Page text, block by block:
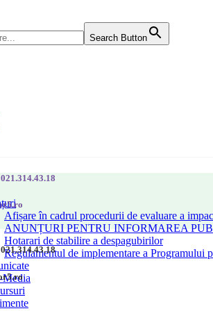
Search Button
Afișare în cadrul procedurii de evaluare a
ANUNȚURI PENTRU INFORMAREA
Hotarari de stabilire a despagubirilor
Regulamentul de implementare a Programului
Media